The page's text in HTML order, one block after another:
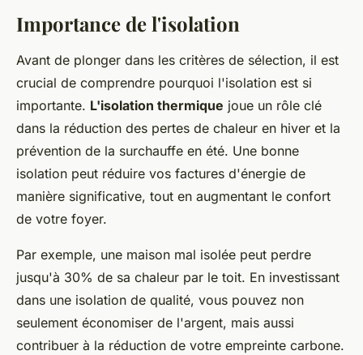
Importance de l'isolation
Avant de plonger dans les critères de sélection, il est
crucial de comprendre pourquoi l'isolation est si
importante. L'isolation thermique joue un rôle clé
dans la réduction des pertes de chaleur en hiver et la
prévention de la surchauffe en été. Une bonne
isolation peut réduire vos factures d'énergie de
manière significative, tout en augmentant le confort
de votre foyer.
Par exemple, une maison mal isolée peut perdre
jusqu'à 30% de sa chaleur par le toit. En investissant
dans une isolation de qualité, vous pouvez non
seulement économiser de l'argent, mais aussi
contribuer à la réduction de votre empreinte carbone.